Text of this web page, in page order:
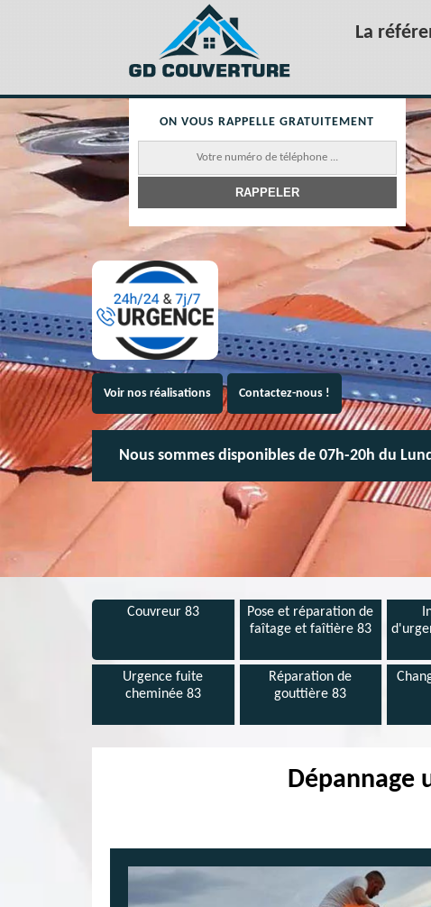
La
Voir nos réalisations Contactez-nous !
Nous sommes disponibles de 07h-20h du
ON VOUS RAPPELLE GRATUITEMENT
Couvreur 83
Pose et réparation de
faîtage et faîtière 83
Urgence fuite
cheminée 83
Réparation de
gouttière 83
Dépannage